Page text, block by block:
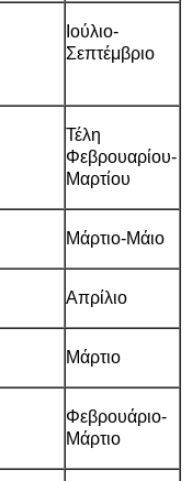
Ιούλιο-
Σεπτέμβριο
Τέλη
Φεβρουαρίου-
Μαρτίου
Μάρτιο-Μάιο
Απρίλιο
Μάρτιο
Φεβρουάριο-
Μάρτιο